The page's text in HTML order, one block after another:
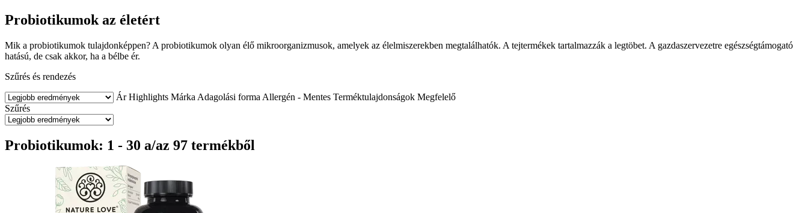
Probiotikumok az életért
Mik a probiotikumok tulajdonképpen? A probiotikumok olyan élő mikroorganizmusok, amelyek az élelmiszerekben megtalálhatók. A tejtermékek tartalmazzák a legtöbet. A gazdaszervezetre egészségtámogató
hatású, de csak akkor, ha a bélbe ér.
Szűrés és rendezés
Ár Highlights Márka Adagolási forma Allergén - Mentes Terméktulajdonságok Megfelelő
Szűrés
Probiotikumok: 1 - 30 a/az 97 termékből